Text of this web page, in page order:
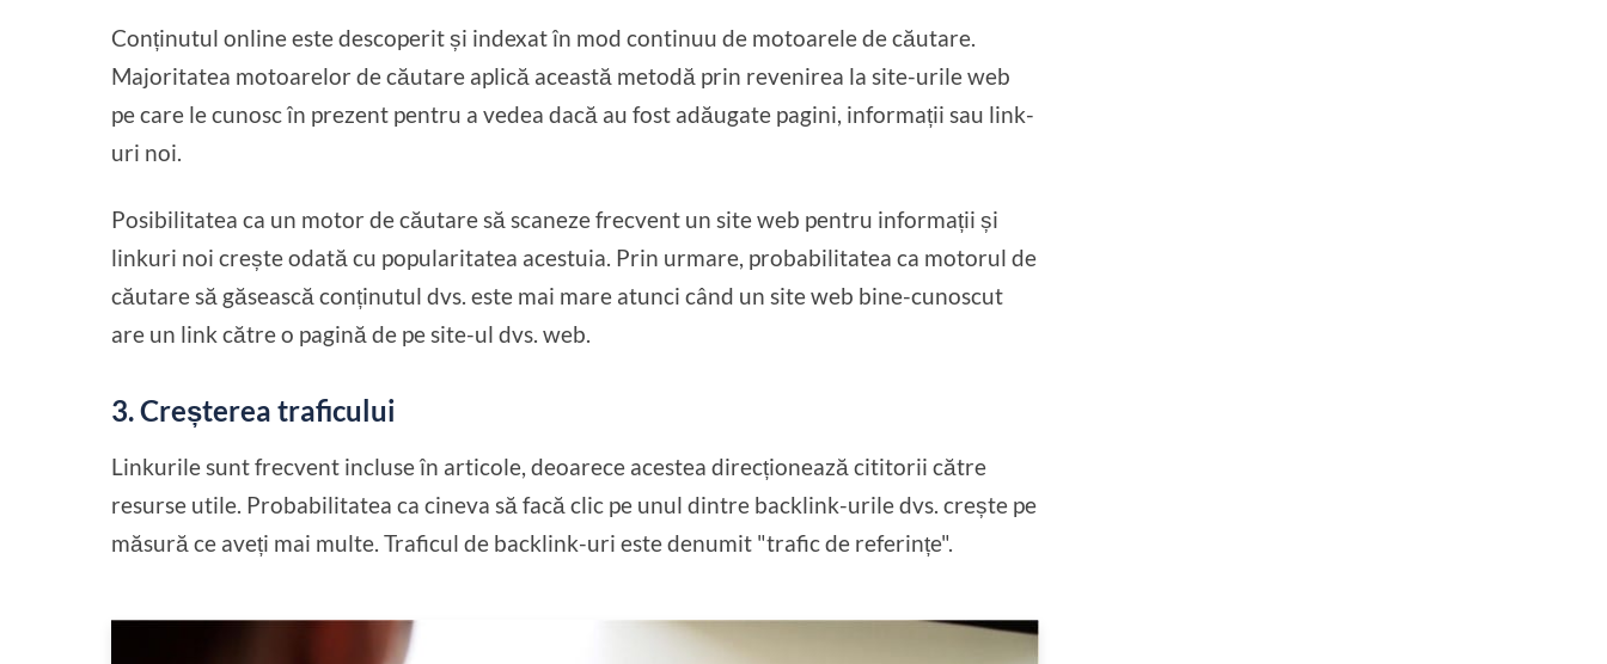
Conținutul online este descoperit și indexat în mod continuu de motoarele de căutare.
Majoritatea motoarelor de căutare aplică această metodă prin revenirea la site-urile web
pe care le cunosc în prezent pentru a vedea dacă au fost adăugate pagini, informații sau link-
uri noi.
Posibilitatea ca un motor de căutare să scaneze frecvent un site web pentru informații și
linkuri noi crește odată cu popularitatea acestuia. Prin urmare, probabilitatea ca motorul de
căutare să găsească conținutul dvs. este mai mare atunci când un site web bine-cunoscut
are un link către o pagină de pe site-ul dvs. web.
3. Creșterea traficului
Linkurile sunt frecvent incluse în articole, deoarece acestea direcționează cititorii către
resurse utile. Probabilitatea ca cineva să facă clic pe unul dintre backlink-urile dvs. crește pe
măsură ce aveți mai multe. Traficul de backlink-uri este denumit "trafic de referințe".